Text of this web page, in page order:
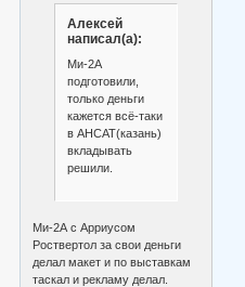
Алексей
написал(а):
Ми-2А
подготовили,
только деньги
кажется всё-таки
в АНСАТ(казань)
вкладывать
решили.
Ми-2А с Арриусом
Роствертол за свои деньги
делал макет и по выставкам
таскал и рекламу делал.